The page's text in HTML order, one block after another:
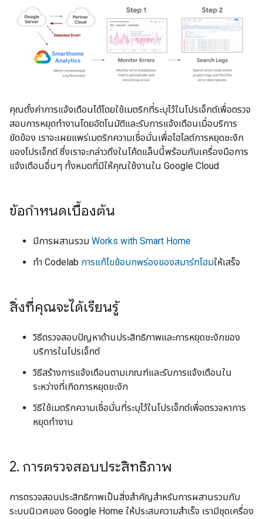
คุณตั้งค่าการแจ้งเตือนได้โดยใช้เมตริกที่ระบุไว้ในโปรเจ็กต์เพื่อตรวจ
สอบการหยุดทำงานโดยอัตโนมัติและรับการแจ้งเตือนเมื่อบริการ
ขัดข้อง เราจะเผยแพร่เมตริกความเชื่อมั่นเพื่อไฮไลต์การหยุดชะงัก
ของโปรเจ็กต์ ซึ่งเราจะกล่าวถึงในโค้ดแล็บนี้พร้อมกับเครื่องมือการ
แจ้งเตือนอื่นๆ ทั้งหมดที่มีให้คุณใช้งานใน Google Cloud
ข้อกำหนดเบื้องต้น
มีการผสานรวม Works with Smart Home
ทำ Codelab การแก้ไขข้อบกพร่องของสมาร์ทโฮมให้เสร็จ
สิ่งที่คุณจะได้เรียนรู้
วิธีตรวจสอบปัญหาด้านประสิทธิภาพและการหยุดชะงักของ
บริการในโปรเจ็กต์
วิธีสร้างการแจ้งเตือนตามเกณฑ์และรับการแจ้งเตือนใน
ระหว่างที่เกิดการหยุดชะงัก
วิธีใช้เมตริกความเชื่อมั่นที่ระบุไว้ในโปรเจ็กต์เพื่อตรวจหาการ
หยุดทำงาน
2. การตรวจสอบประสิทธิภาพ
การตรวจสอบประสิทธิภาพเป็นสิ่งสำคัญสำหรับการผสานรวมกับ
ระบบนิเวศของ Google Home ให้ประสบความสำเร็จ เรามีชุดเครื่อง